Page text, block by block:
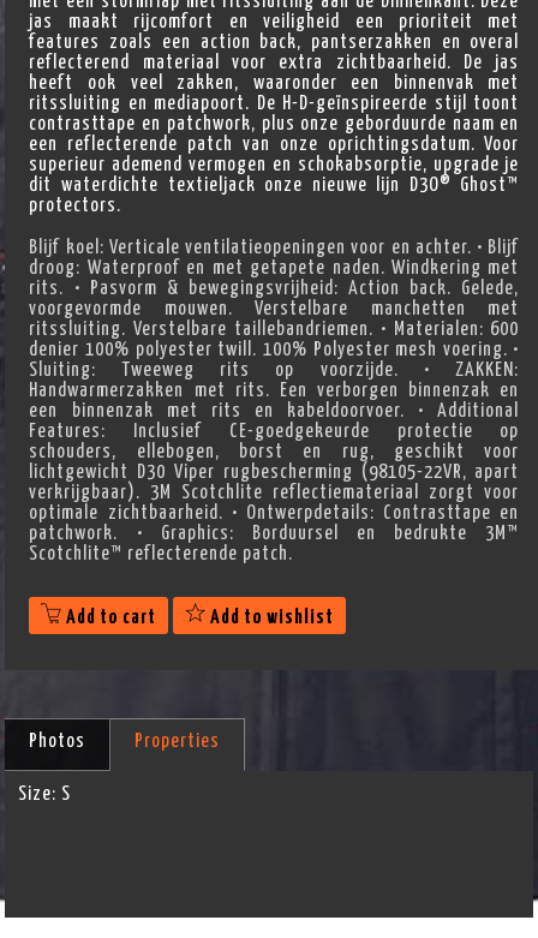
jas maakt rijcomfort en veiligheid een prioriteit met
features zoals een action back, pantserzakken en overal
reflecterend materiaal voor extra zichtbaarheid. De jas
heeft ook veel zakken, waaronder een binnenvak met
ritssluiting en mediapoort. De H-D-geïnspireerde stijl toont
contrasttape en patchwork, plus onze geborduurde naam en
een reflecterende patch van onze oprichtingsdatum. Voor
superieur ademend vermogen en schokabsorptie, upgrade je
dit waterdichte textieljack onze nieuwe lijn D3O® Ghost™
protectors.
Blijf koel: Verticale ventilatieopeningen voor en achter. • Blijf
droog: Waterproof en met getapete naden. Windkering met
rits. • Pasvorm & bewegingsvrijheid: Action back. Gelede,
voorgevormde mouwen. Verstelbare manchetten met
ritssluiting. Verstelbare taillebandriemen. • Materialen: 600
denier 100% polyester twill. 100% Polyester mesh voering. •
Sluiting: Tweeweg rits op voorzijde. • ZAKKEN:
Handwarmerzakken met rits. Een verborgen binnenzak en
een binnenzak met rits en kabeldoorvoer. • Additional
Features: Inclusief CE-goedgekeurde protectie op
schouders, ellebogen, borst en rug, geschikt voor
lichtgewicht D30 Viper rugbescherming (98105-22VR, apart
verkrijgbaar). 3M Scotchlite reflectiemateriaal zorgt voor
optimale zichtbaarheid. • Ontwerpdetails: Contrasttape en
patchwork. • Graphics: Borduursel en bedrukte 3M™
Scotchlite™ reflecterende patch.
Add to cart Add to wishlist
Photos Properties
Size: S